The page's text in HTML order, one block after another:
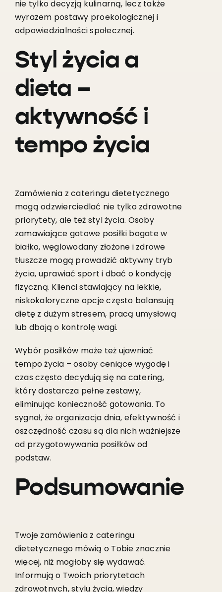
nie tylko decyzją kulinarną, lecz także
wyrazem postawy proekologicznej i
odpowiedzialności społecznej.
Styl życia a
dieta –
aktywność i
tempo życia
Zamówienia z cateringu dietetycznego
mogą odzwierciedlać nie tylko zdrowotne
priorytety, ale też styl życia. Osoby
zamawiające gotowe posiłki bogate w
białko, węglowodany złożone i zdrowe
tłuszcze mogą prowadzić aktywny tryb
życia, uprawiać sport i dbać o kondycję
fizyczną. Klienci stawiający na lekkie,
niskokaloryczne opcje często balansują
dietę z dużym stresem, pracą umysłową
lub dbają o kontrolę wagi.
Wybór posiłków może też ujawniać
tempo życia – osoby ceniące wygodę i
czas często decydują się na catering,
który dostarcza pełne zestawy,
eliminując konieczność gotowania. To
sygnał, że organizacja dnia, efektywność i
oszczędność czasu są dla nich ważniejsze
od przygotowywania posiłków od
podstaw.
Podsumowanie
Twoje zamówienia z cateringu
dietetycznego mówią o Tobie znacznie
więcej, niż mogłoby się wydawać.
Informują o Twoich priorytetach
zdrowotnych, stylu życia, wiedzy